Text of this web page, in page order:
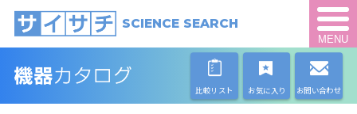
SCIENCE SEARCH
MENU
比較リスト お気に入り お問い合わせ